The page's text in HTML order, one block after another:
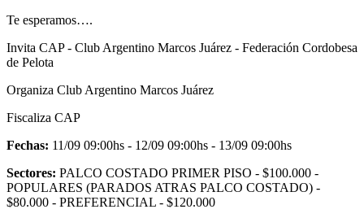
Te esperamos….
Invita CAP - Club Argentino Marcos Juárez - Federación Cordobesa
de Pelota
Organiza Club Argentino Marcos Juárez
Fiscaliza CAP
Fechas: 11/09 09:00hs - 12/09 09:00hs - 13/09 09:00hs
Sectores: PALCO COSTADO PRIMER PISO - $100.000 -
POPULARES (PARADOS ATRAS PALCO COSTADO) -
$80.000 - PREFERENCIAL - $120.000